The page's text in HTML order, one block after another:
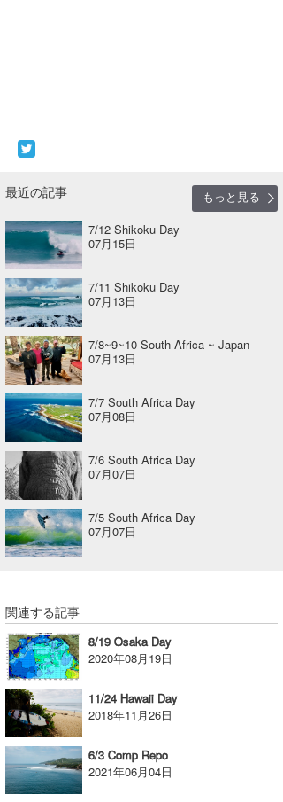
最近の記事
もっと見る
7/12 Shikoku Day
07月15日
7/11 Shikoku Day
07月13日
7/8~9~10 South Africa ~ Japan
07月13日
7/7 South Africa Day
07月08日
7/6 South Africa Day
07月07日
7/5 South Africa Day
07月07日
関連する記事
8/19 Osaka Day
2020年08月19日
11/24 Hawaii Day
2018年11月26日
6/3 Comp Repo
2021年06月04日